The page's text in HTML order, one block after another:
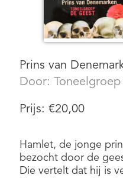
Prins van
Door:
Prijs: €20,00
Hamlet, de jonge
bezocht door de
Die vertelt dat hij is